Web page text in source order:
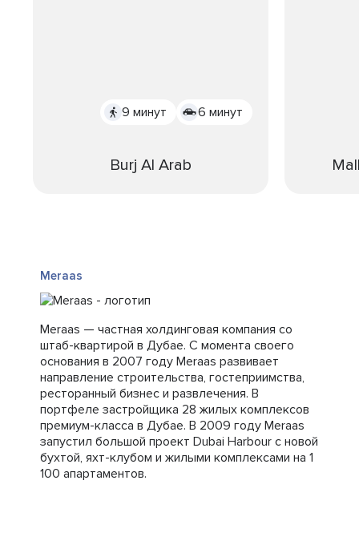
9 минут 6 минут
Burj Al Arab
Meraas
Meraas — частная холдинговая компания со
штаб-квартирой в Дубае. С момента своего
основания в 2007 году Meraas развивает
направление строительства, гостеприимства,
ресторанный бизнес и развлечения. В
портфеле застройщика 28 жилых комплексов
премиум-класса в Дубае. В 2009 году Meraas
запустил большой проект Dubai Harbour с новой
бухтой, яхт-клубом и жилыми комплексами на 1
100 апартаментов.